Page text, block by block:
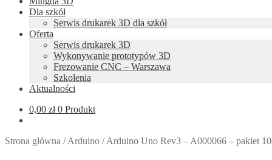
Dla szkół
Serwis drukarek 3D dla szkół
Oferta
Serwis drukarek 3D
Wykonywanie prototypów 3D
Frezowanie CNC – Warszawa
Szkolenia
Aktualności
0,00 zł 0 Produkt
Strona główna /Arduino /Arduino Uno Rev3 – A000066 – pakiet